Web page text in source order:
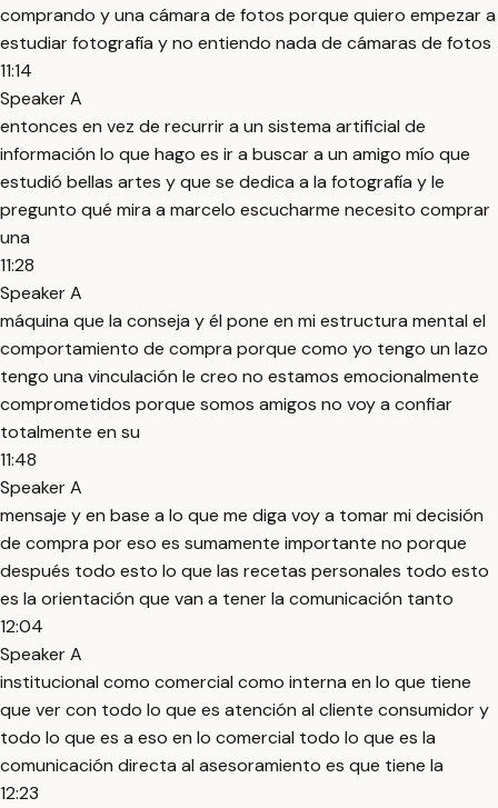
comprando y una cámara de fotos porque quiero empezar a
estudiar fotografía y no entiendo nada de cámaras de fotos
11:14
Speaker A
entonces en vez de recurrir a un sistema artificial de
información lo que hago es ir a buscar a un amigo mío que
estudió bellas artes y que se dedica a la fotografía y le
pregunto qué mira a marcelo escucharme necesito comprar
una
11:28
Speaker A
máquina que la conseja y él pone en mi estructura mental el
comportamiento de compra porque como yo tengo un lazo
tengo una vinculación le creo no estamos emocionalmente
comprometidos porque somos amigos no voy a confiar
totalmente en su
11:48
Speaker A
mensaje y en base a lo que me diga voy a tomar mi decisión
de compra por eso es sumamente importante no porque
después todo esto lo que las recetas personales todo esto
es la orientación que van a tener la comunicación tanto
12:04
Speaker A
institucional como comercial como interna en lo que tiene
que ver con todo lo que es atención al cliente consumidor y
todo lo que es a eso en lo comercial todo lo que es la
comunicación directa al asesoramiento es que tiene la
12:23